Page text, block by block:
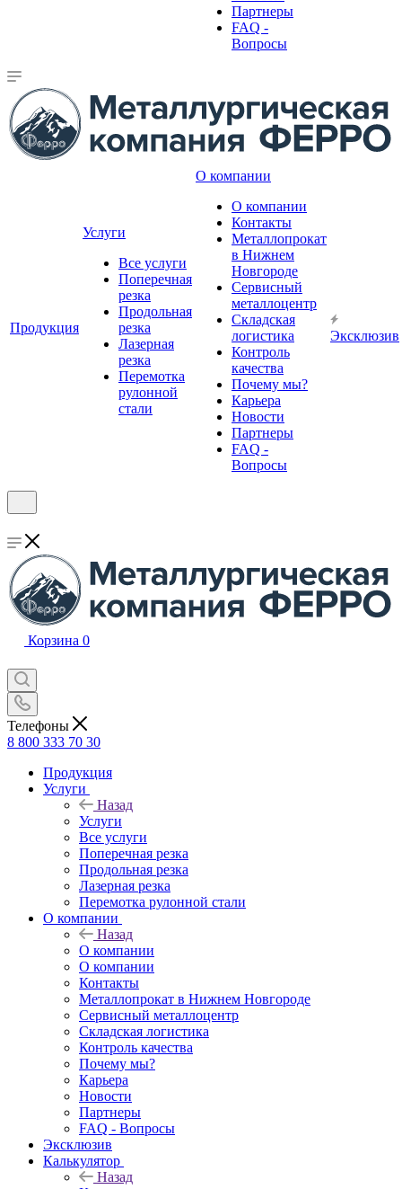
Партнеры
FAQ -
Вопросы
Продукция
Услуги
Все услуги
Поперечная
резка
Продольная
резка
Лазерная
резка
Перемотка
рулонной
стали
О компании
О компании
Контакты
Металлопрокат
в Нижнем
Новгороде
Сервисный
металлоцентр
Складская
логистика
Контроль
качества
Почему мы?
Карьера
Новости
Партнеры
FAQ -
Вопросы
Эксклюзив
Корзина 0
Телефоны
8 800 333 70 30
Продукция
Услуги
Назад
Услуги
Все услуги
Поперечная резка
Продольная резка
Лазерная резка
Перемотка рулонной стали
О компании
Назад
О компании
О компании
Контакты
Металлопрокат в Нижнем Новгороде
Сервисный металлоцентр
Складская логистика
Контроль качества
Почему мы?
Карьера
Новости
Партнеры
FAQ - Вопросы
Эксклюзив
Калькулятор
Назад